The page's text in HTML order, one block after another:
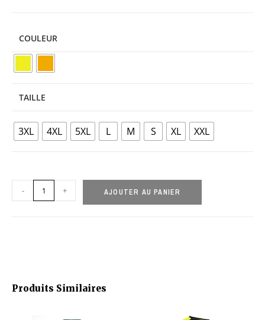
COULEUR
TAILLE
3XL 4XL 5XL L M S XL XXL
- + AJOUTER AU PANIER
Produits Similaires